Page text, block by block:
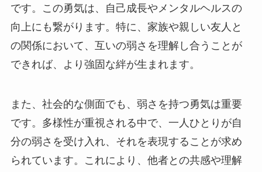
です。この勇気は、自己成長やメンタルヘルスの
向上にも繋がります。特に、家族や親しい友人と
の関係において、互いの弱さを理解し合うことが
できれば、より強固な絆が生まれます。
また、社会的な側面でも、弱さを持つ勇気は重要
です。多様性が重視される中で、一人ひとりが自
分の弱さを受け入れ、それを表現することが求め
られています。これにより、他者との共感や理解